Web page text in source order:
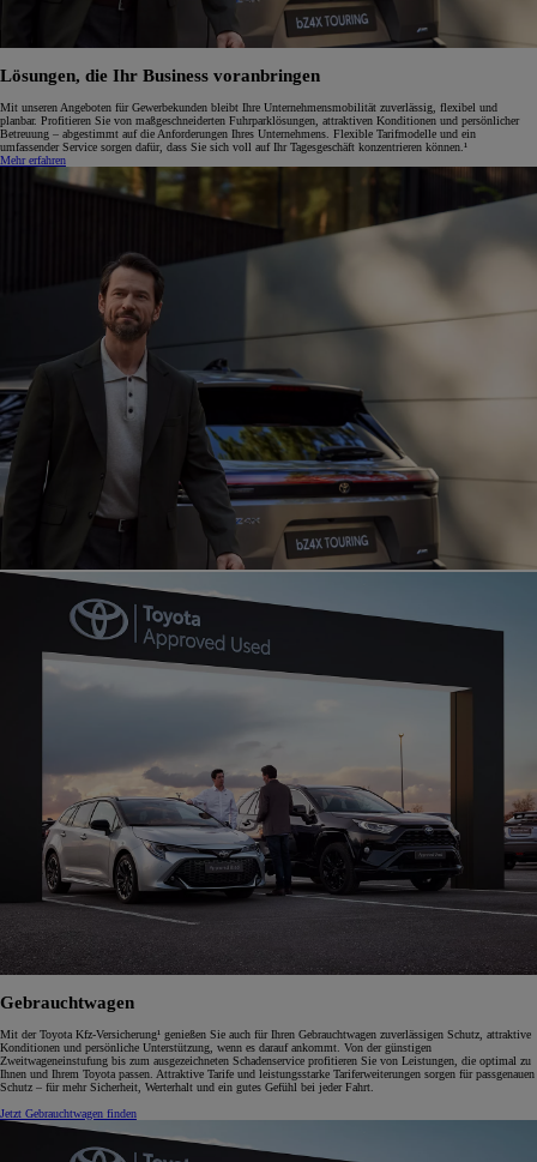
Lösungen, die Ihr Business voranbringen
Mit unseren Angeboten für Gewerbekunden bleibt Ihre Unternehmensmobilität zuverlässig, flexibel und
planbar. Profitieren Sie von maßgeschneiderten Fuhrparklösungen, attraktiven Konditionen und persönlicher
Betreuung – abgestimmt auf die Anforderungen Ihres Unternehmens. Flexible Tarifmodelle und ein
umfassender Service sorgen dafür, dass Sie sich voll auf Ihr Tagesgeschäft konzentrieren können.¹
Mehr erfahren
Gebrauchtwagen
Mit der Toyota Kfz-Versicherung¹ genießen Sie auch für Ihren Gebrauchtwagen zuverlässigen Schutz, attraktive
Konditionen und persönliche Unterstützung, wenn es darauf ankommt. Von der günstigen
Zweitwageneinstufung bis zum ausgezeichneten Schadenservice profitieren Sie von Leistungen, die optimal zu
Ihnen und Ihrem Toyota passen. Attraktive Tarife und leistungsstarke Tariferweiterungen sorgen für passgenauen
Schutz – für mehr Sicherheit, Werterhalt und ein gutes Gefühl bei jeder Fahrt.
Jetzt Gebrauchtwagen finden